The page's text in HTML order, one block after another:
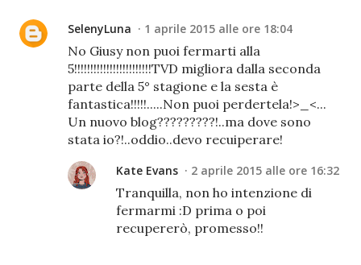
SelenyLuna 1 aprile 2015 alle ore 18:04
No Giusy non puoi fermarti alla
5!!!!!!!!!!!!!!!!!!!!!!!!TVD migliora dalla seconda
parte della 5° stagione e la sesta è
fantastica!!!!!.....Non puoi perdertela!>_<...
Un nuovo blog?????????!..ma dove sono
stata io?!..oddio..devo recuiperare!
Kate Evans 2 aprile 2015 alle ore 16:32
Tranquilla, non ho intenzione di
fermarmi :D prima o poi
recupererò, promesso!!